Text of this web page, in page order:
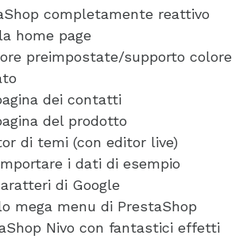
completamente reattivo
home page
preimpostate/supporto colore
dei contatti
del prodotto
di temi (con editor live)
i dati di esempio
di Google
mega menu di PrestaShop
Nivo con fantastici effetti